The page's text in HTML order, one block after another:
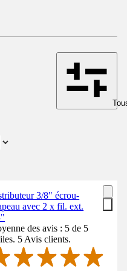
3/8" écrou-
avec 2 x fil. ext.
des avis : 5 de 5
5 Avis clients.